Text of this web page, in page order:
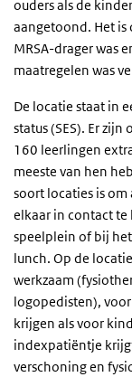
ouders als de
aangetoond. Het
MRSA-drager was
maatregelen was
De locatie staat in
status (SES). Er
160 leerlingen
meeste van hen
soort locaties is
elkaar in contact
speelplein of bij
lunch. Op de
werkzaam
logopedisten),
krijgen als voor
indexpatiëntje
verschoning en